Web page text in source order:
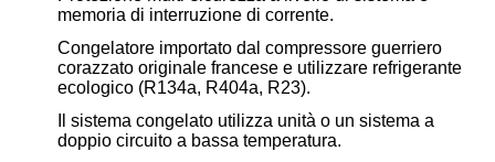
memoria di interruzione di corrente.
Congelatore importato dal compressore guerriero
corazzato originale francese e utilizzare refrigerante
ecologico (R134a, R404a, R23).
Il sistema congelato utilizza unità o un sistema a
doppio circuito a bassa temperatura.